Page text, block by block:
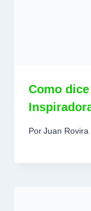
Como
PorJuan